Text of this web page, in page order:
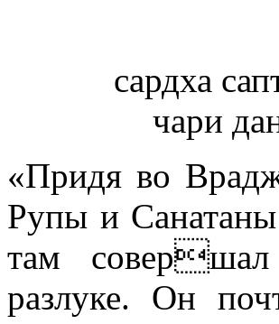
сардха
чари
«Придя во
Рупы и
там
разлуке. Он